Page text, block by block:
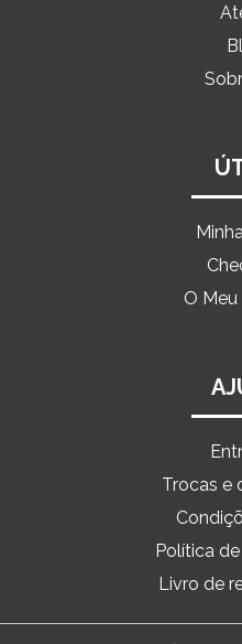
O Meu
Trocas e
Política
Livro de